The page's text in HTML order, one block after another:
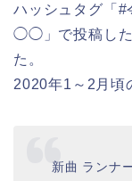
ハッシュタグ「 #
◯◯」 で投稿し
た。
2020年1～2月頃
新曲 ランナ